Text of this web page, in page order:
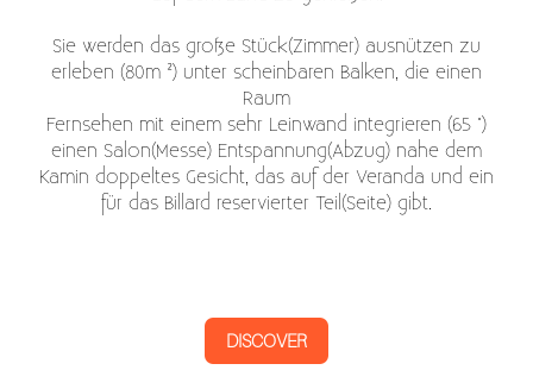
Sie werden das große Stück(Zimmer) ausnützen zu
erleben (80m ²) unter scheinbaren Balken, die einen
Raum
Fernsehen mit einem sehr Leinwand integrieren (65 ")
einen Salon(Messe) Entspannung(Abzug) nahe dem
Kamin doppeltes Gesicht, das auf der Veranda und ein
für das Billard reservierter Teil(Seite) gibt.
DISCOVER